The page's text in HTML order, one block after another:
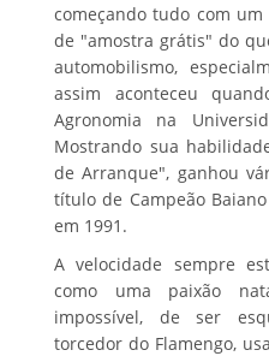
começando tudo com
de "amostra grátis" do
automobilismo,
assim aconteceu
Agronomia na
Mostrando sua
de Arranque", ganhou
título de Campeão
em 1991.
A velocidade sempre
como uma paixão
impossível, de ser
torcedor do Flamengo,